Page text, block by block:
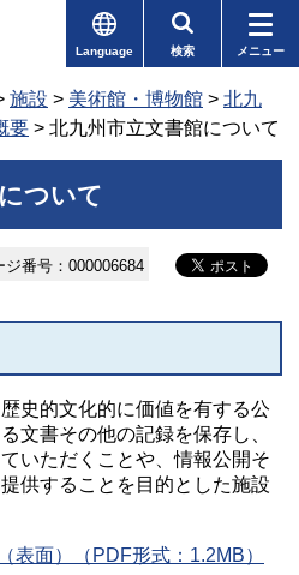
Language 検索 メニュー
施設 > 美術館・博物館 > 北九
要 > 北九州市立文書館について
ついて
ジ番号：000006684
史的文化的に価値を有する公
文書その他の記録を保存し、
いただくことや、情報公開そ
供することを目的とした施設
表面）（PDF形式：1.2MB）